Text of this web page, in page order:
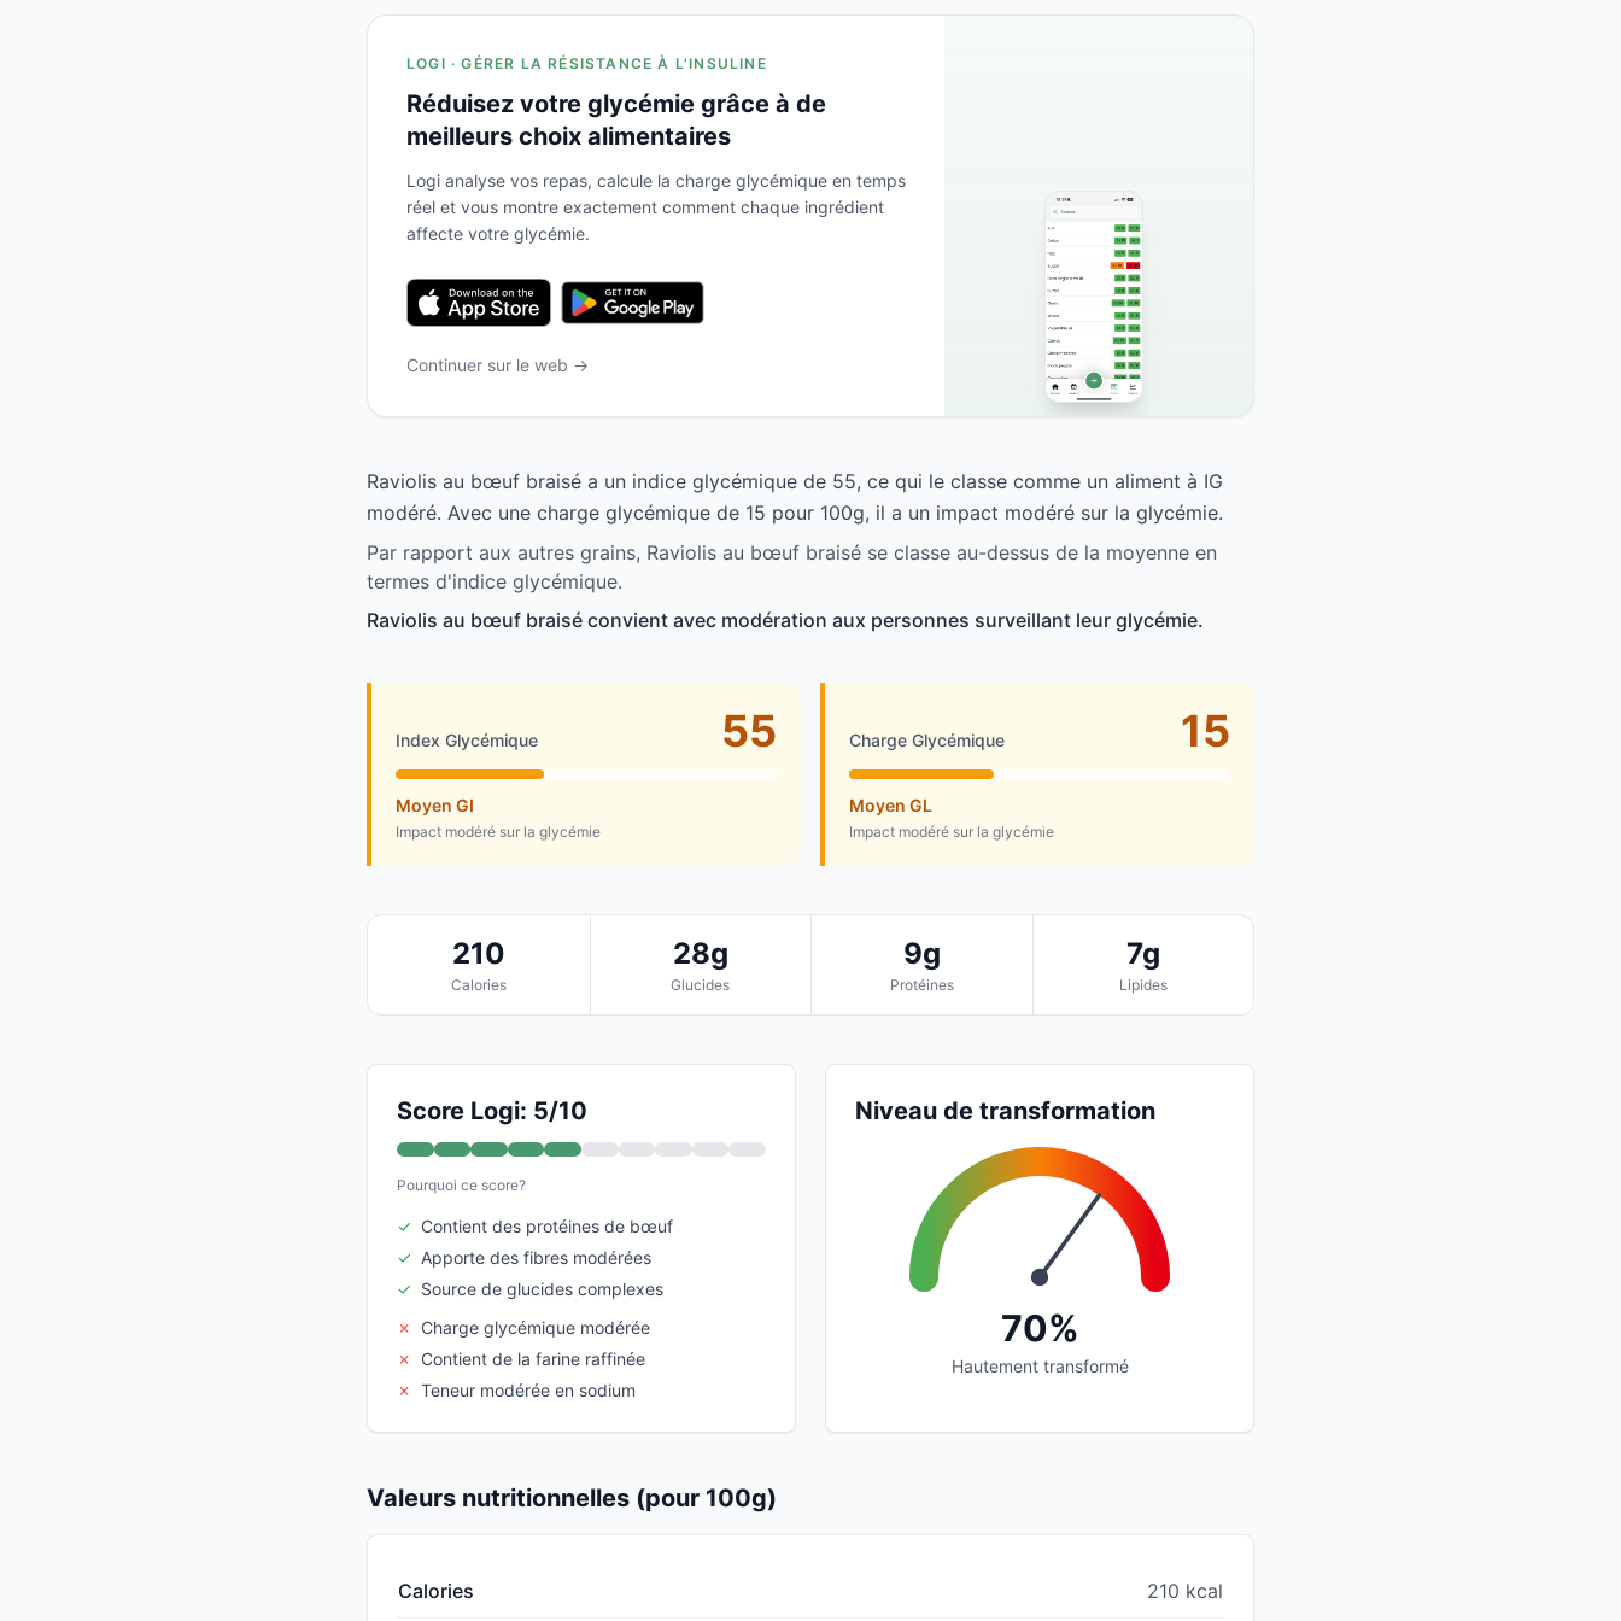
LOGI · GÉRER LA RÉSISTANCE À L'INSULINE
Réduisez votre glycémie grâce à de
meilleurs choix alimentaires
Logi analyse vos repas, calcule la charge glycémique en temps
réel et vous montre exactement comment chaque ingrédient
affecte votre glycémie.
Continuer sur le web →
Raviolis au bœuf braisé a un indice glycémique de 55, ce qui le classe comme un aliment à IG
modéré. Avec une charge glycémique de 15 pour 100g, il a un impact modéré sur la glycémie.
Par rapport aux autres grains, Raviolis au bœuf braisé se classe au-dessus de la moyenne en
termes d'indice glycémique.
Raviolis au bœuf braisé convient avec modération aux personnes surveillant leur glycémie.
Index Glycémique 55
Moyen GI
Impact modéré sur la glycémie
Charge Glycémique 15
Moyen GL
Impact modéré sur la glycémie
210
Calories
28g
Glucides
9g
Protéines
7g
Lipides
Score Logi: 5/10
Pourquoi ce score?
✓ Contient des protéines de bœuf
✓ Apporte des fibres modérées
✓ Source de glucides complexes
✗
Charge glycémique modérée
✗
Contient de la farine raffinée
✗ Teneur modérée en sodium
Niveau de transformation
70%
Hautement transformé
Valeurs nutritionnelles (pour 100g)
Calories 210 kcal